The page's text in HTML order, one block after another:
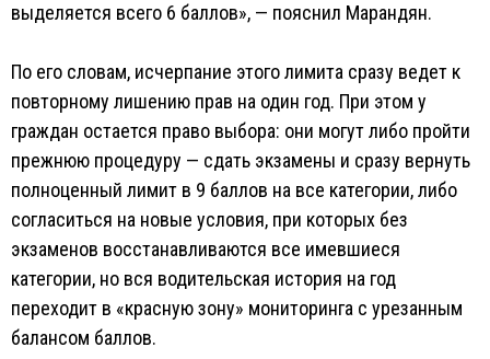
выделяется всего 6 баллов», — пояснил Марандян.
По его словам, исчерпание этого лимита сразу ведет к
повторному лишению прав на один год. При этом у
граждан остается право выбора: они могут либо пройти
прежнюю процедуру — сдать экзамены и сразу вернуть
полноценный лимит в 9 баллов на все категории, либо
согласиться на новые условия, при которых без
экзаменов восстанавливаются все имевшиеся
категории, но вся водительская история на год
переходит в «красную зону» мониторинга с урезанным
балансом баллов.